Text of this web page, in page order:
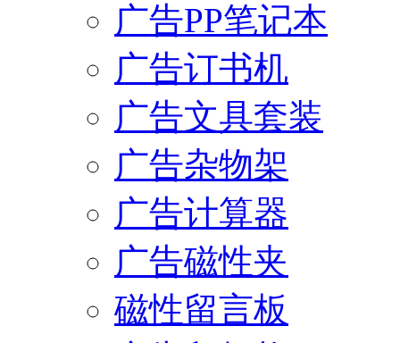
广告PP笔记本
广告订书机
广告文具套装
广告杂物架
广告计算器
广告磁性夹
磁性留言板